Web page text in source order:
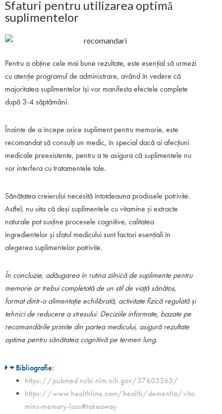
Sfaturi pentru utilizarea optimă
suplimentelor
Pentru a obține cele mai bune rezultate, este esențial să urmezi
cu atenție programul de administrare, având în vedere că
majoritatea suplimentelor își vor manifesta efectele complete
după 3-4 săptămâni.
Înainte de a începe orice supliment pentru memorie, este
recomandat să consulți un medic, în special dacă ai afecțiuni
medicale preexistente, pentru a te asigura că suplimentele nu
vor interfera cu tratamentele tale.
Sănătatea creierului necesită întotdeauna produsele potrivite.
Astfel, nu uita că deși suplimentele cu vitamine și extracte
naturale pot susține procesele cognitive, calitatea
ingredientelor și sfatul medicului sunt factori esențiali în
alegerea suplimentelor potrivite.
În concluzie, adăugarea în rutina zilnică de suplimente pentru
memorie ar trebui completată de un stil de viață sănătos,
format dintr-o alimentație echilibrată, activitate fizică regulată și
tehnici de reducere a stresului. Deciziile informate, bazate pe
recomandările primite din partea medicului, asigură rezultate
optime pentru sănătatea cognitivă pe termen lung.
Bibliografie:
https://pubmed.ncbi.nlm.nih.gov/37603263/
https://www.healthline.com/health/dementia/vita
mins-memory-loss#takeaway